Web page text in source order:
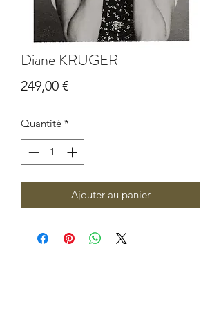
Diane KRUGER
249,00 €Prix
Quantité *
Ajouter au panier